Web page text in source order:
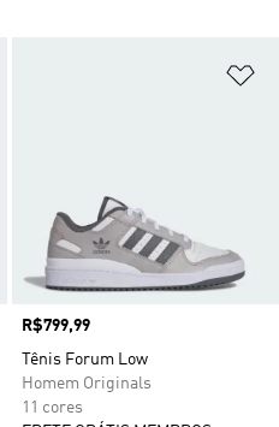
Preço
R$799,99
Tênis Forum Low
Homem Originals
11 cores